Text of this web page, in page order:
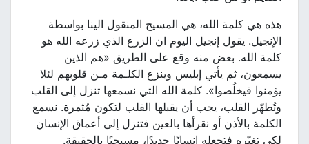
هذه هي كلمة الله، هي المسيح المنقول الينا بواسطة
الإنجيل. يقول إنجيل اليوم ان الزرع الذي زرعه الله هو
كلمة الله. بعض منه وقع على الطريق «هم الذين
يسمعون، ثم يأتي إبليس وينزع الكلـمة مـن قلوبهم لئلا
يؤمنوا فيخلُصوا». كلمة الله التي نسمعها تنزل إلى القلب
وتُطهّر القلب، يجب أن يقبلها القلب لتكون مُثمرة. نسمع
الكلمة بالأذن أو نقرأها بالعين فتنزل إلى أعماق الإنسان
لكي تغيّره فتجعله إنسانًا جديدًا، مسيحيًا بالحقيقة.